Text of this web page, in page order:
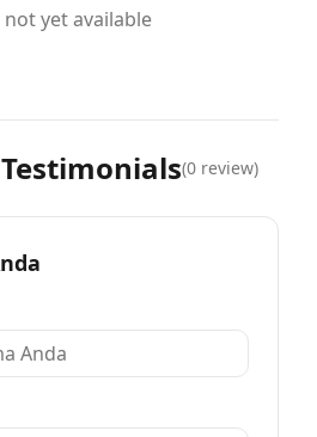
yet available
(0 review)